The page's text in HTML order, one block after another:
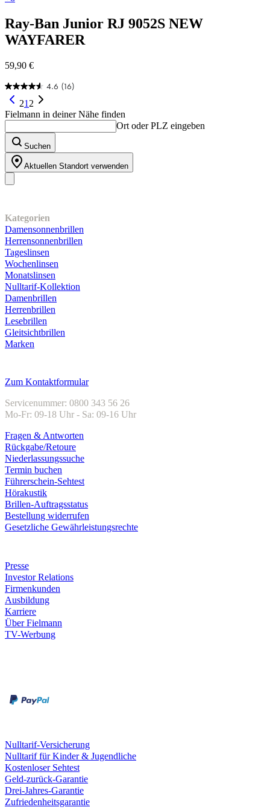
Ray-Ban Junior RJ 9052S NEW
WAYFARER
59,90 €
4.6 (16)
4.6
von
5
Sternen.
16
Bewertungen
21 2
Fielmann in deiner Nähe finden
Ort oder PLZ eingeben
Suchen
Aktuellen Standort verwenden
Kategorien
Damensonnenbrillen
Herrensonnenbrillen
Tageslinsen
Wochenlinsen
Monatslinsen
Nulltarif-Kollektion
Damenbrillen
Herrenbrillen
Lesebrillen
Gleitsichtbrillen
Marken
Zum Kontaktformular
Servicenummer: 0800 343 56 26
Mo-Fr: 09-18 Uhr - Sa: 09-16 Uhr
Fragen & Antworten
Rückgabe/Retoure
Niederlassungssuche
Termin buchen
Führerschein-Sehtest
Hörakustik
Brillen-Auftragsstatus
Bestellung widerrufen
Gesetzliche Gewährleistungsrechte
Presse
Investor Relations
Firmenkunden
Ausbildung
Karriere
Über Fielmann
TV-Werbung
Nulltarif-Versicherung
Nulltarif für Kinder & Jugendliche
Kostenloser Sehtest
Geld-zurück-Garantie
Drei-Jahres-Garantie
Zufriedenheitsgarantie